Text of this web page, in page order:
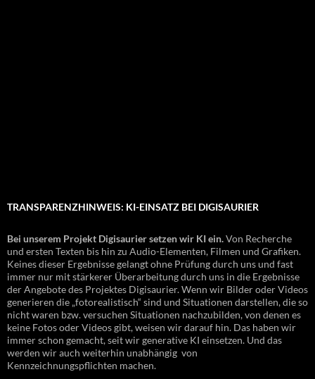
TRANSPARENZHINWEIS: KI-EINSATZ BEI DIGISAURIER
Bei unserem Projekt Digisaurier setzen wir KI ein.Von Recherche
und ersten Texten bis hin zu Audio-Elementen, Filmen und Grafiken.
Keines dieser Ergebnisse gelangt ohne Prüfung durch uns und fast
immer nur mit stärkerer Überarbeitung durch uns in die Ergebnisse
der Angebote des Projektes Digisaurier. Wenn wir Bilder oder Videos
generieren die „fotorealistisch“ sind und Situationen darstellen, die so
nicht waren bzw. versuchen Situationen nachzubilden, von denen es
keine Fotos oder Videos gibt, weisen wir darauf hin. Das haben wir
immer schon gemacht, seit wir generative KI einsetzen. Und das
werden wir auch weiterhin unabhängig von
Kennzeichnungspflichten machen.